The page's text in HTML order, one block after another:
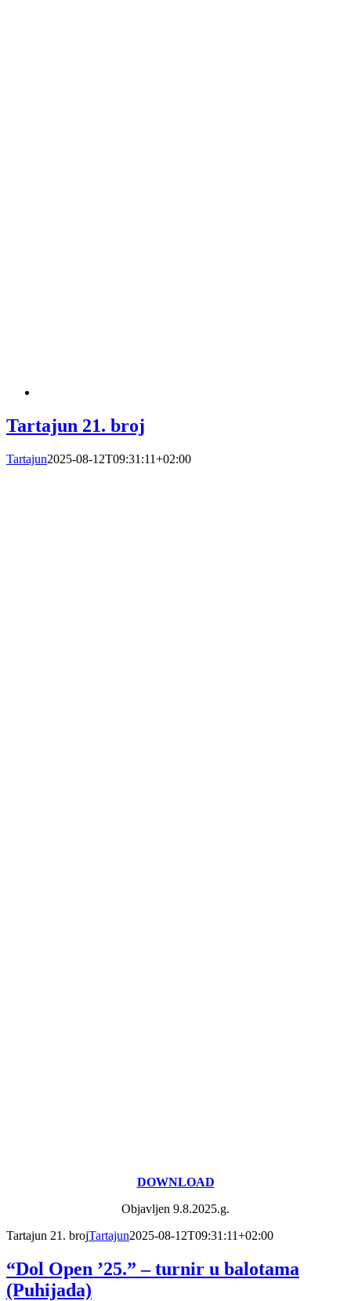
Tartajun 21. broj
Tartajun2025-08-12T09:31:11+02:00
DOWNLOAD
Objavljen 9.8.2025.g.
Tartajun 21. brojTartajun2025-08-12T09:31:11+02:00
“Dol Open ’25.” – turnir u balotama
(Puhijada)